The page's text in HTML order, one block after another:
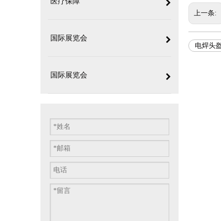
国际展览会
国际展览会
上一条:
电焊头